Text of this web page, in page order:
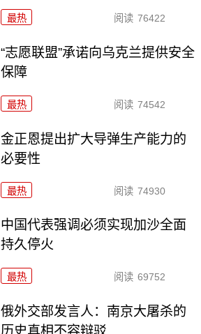
最热 阅读 76422
“志愿联盟”承诺向乌克兰提供安全
保障
最热 阅读 74542
金正恩提出扩大导弹生产能力的
必要性
最热 阅读 74930
中国代表强调必须实现加沙全面
持久停火
最热 阅读 69752
俄外交部发言人：南京大屠杀的
历史真相不容辩驳